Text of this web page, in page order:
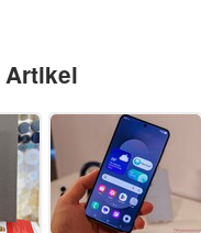
Artikel